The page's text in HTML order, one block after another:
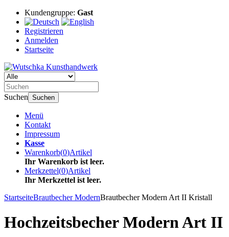
Kundengruppe: Gast
Registrieren
Anmelden
Startseite
Suchen Suchen
Menü
Kontakt
Impressum
Kasse
Warenkorb(0)Artikel
Ihr Warenkorb ist leer.
Merkzettel(0)Artikel
Ihr Merkzettel ist leer.
StartseiteBrautbecher ModernBrautbecher Modern Art II Kristall
Hochzeitsbecher Modern Art II